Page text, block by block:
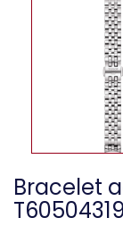
Bracelet